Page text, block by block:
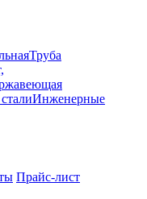
Труба
Инженерные
Прайс-лист